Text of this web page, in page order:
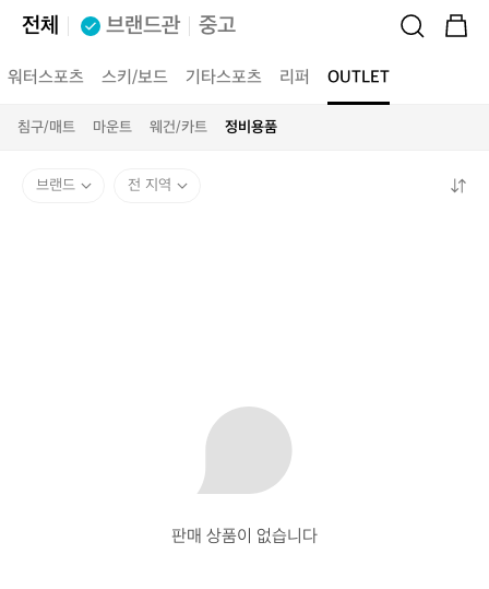
전체 브랜드관 중고
워터스포츠 스키/보드 기타스포츠 리퍼 OUTLET
침구/매트 마운트 웨건/카트 정비용품
브랜드 전 지역
판매 상품이 없습니다